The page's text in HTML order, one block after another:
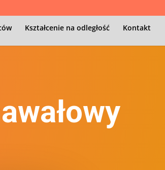
Kształcenie na odległość Kontakt